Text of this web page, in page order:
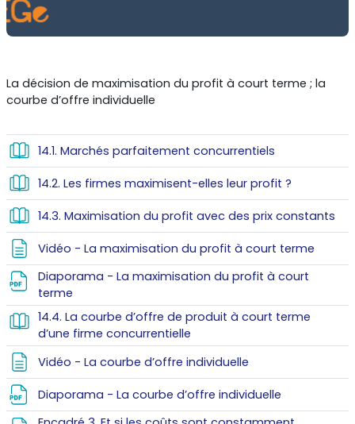
La décision de maximisation du profit à court terme ; la
courbe d’offre individuelle
14.1. Marchés parfaitement concurrentiels
14.2. Les firmes maximisent-elles leur profit ?
14.3. Maximisation du profit avec des prix constants
Vidéo - La maximisation du profit à court terme
Diaporama - La maximisation du profit à court
terme
14.4. La courbe d’offre de produit à court terme
d’une firme concurrentielle
Vidéo - La courbe d’offre individuelle
Diaporama - La courbe d’offre individuelle